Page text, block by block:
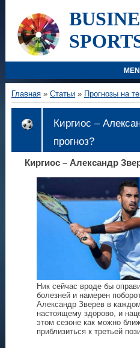
Главная» Статьи» Прогнозы на
Киргиос –
прогноз?
Киргиос – Александр
Ник сейчас вроде бы
болезней и намерен
Александр Зверев в
настоящему здорово, и
этом сезоне как можно
приблизиться к третьей